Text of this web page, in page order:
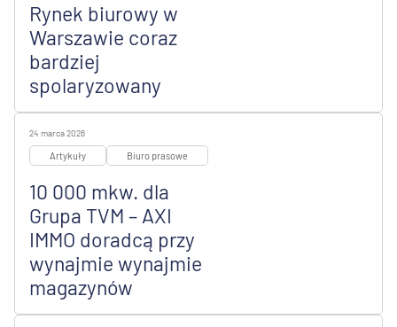
Rynek biurowy w
Warszawie coraz
bardziej
spolaryzowany
24 marca 2026
Artykuły Biuro prasowe
10 000 mkw. dla
Grupa TVM – AXI
IMMO doradcą przy
wynajmie wynajmie
magazynów